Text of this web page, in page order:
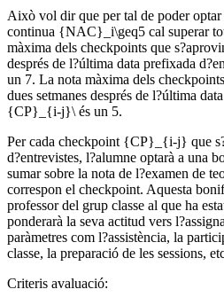
Això vol dir que per tal de poder optar
continua {NAC}_i\geq5 cal superar
màxima dels checkpoints que
després de l?última data prefixada
un 7. La nota màxima dels
dues setmanes després de l?última
{CP}_{i-j}\ és un 5.
Per cada checkpoint {CP}_{i-j} que
d?entrevistes, l?alumne optarà a una
sumar sobre la nota de l?examen de
correspon el checkpoint. Aquesta
professor del grup classe al que ha
ponderarà la seva actitud vers
paràmetres com l?assistència, la
classe, la preparació de les sessions,
Criteris avaluació: